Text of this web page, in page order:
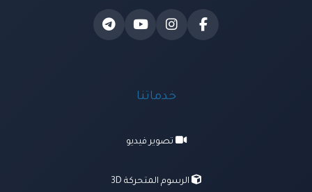
خدماتنا
تصوير فيديو
الرسوم المتحركة 3D